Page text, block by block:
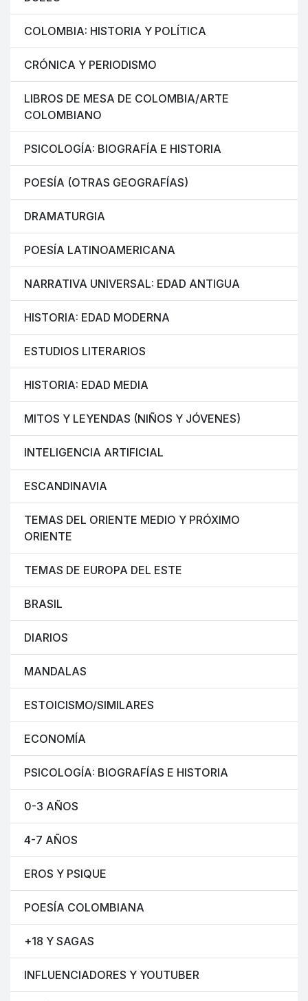
COLOMBIA: HISTORIA Y POLÍTICA
CRÓNICA Y PERIODISMO
LIBROS DE MESA DE COLOMBIA/ARTE
COLOMBIANO
PSICOLOGÍA: BIOGRAFÍA E HISTORIA
POESÍA (OTRAS GEOGRAFÍAS)
DRAMATURGIA
POESÍA LATINOAMERICANA
NARRATIVA UNIVERSAL: EDAD ANTIGUA
HISTORIA: EDAD MODERNA
ESTUDIOS LITERARIOS
HISTORIA: EDAD MEDIA
MITOS Y LEYENDAS (NIÑOS Y JÓVENES)
INTELIGENCIA ARTIFICIAL
ESCANDINAVIA
TEMAS DEL ORIENTE MEDIO Y PRÓXIMO
ORIENTE
TEMAS DE EUROPA DEL ESTE
BRASIL
DIARIOS
MANDALAS
ESTOICISMO/SIMILARES
ECONOMÍA
PSICOLOGÍA: BIOGRAFÍAS E HISTORIA
0-3 AÑOS
4-7 AÑOS
EROS Y PSIQUE
POESÍA COLOMBIANA
+18 Y SAGAS
INFLUENCIADORES Y YOUTUBER